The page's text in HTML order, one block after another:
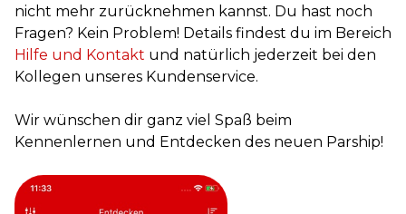
nicht mehr zurücknehmen kannst. Du hast noch
Fragen? Kein Problem! Details findest du im Bereich
Hilfe und Kontakt und natürlich jederzeit bei den
Kollegen unseres Kundenservice.
Wir wünschen dir ganz viel Spaß beim
Kennenlernen und Entdecken des neuen Parship!